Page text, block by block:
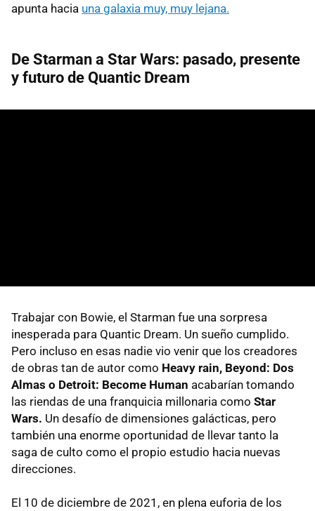
apunta hacia una galaxia muy, muy lejana.
De Starman a Star Wars: pasado, presente
y futuro de Quantic Dream
Trabajar con Bowie, el Starman fue una sorpresa
inesperada para Quantic Dream. Un sueño cumplido.
Pero incluso en esas nadie vio venir que los creadores
de obras tan de autor como Heavy rain, Beyond: Dos
Almas o Detroit: Become Human acabarían tomando
las riendas de una franquicia millonaria como Star
Wars. Un desafío de dimensiones galácticas, pero
también una enorme oportunidad de llevar tanto la
saga de culto como el propio estudio hacia nuevas
direcciones.
El 10 de diciembre de 2021, en plena euforia de los